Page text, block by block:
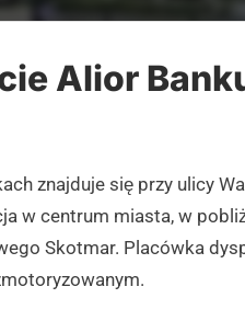
Alior
znajduje się przy ulicy
w centrum miasta, w
Skotmar. Placówka